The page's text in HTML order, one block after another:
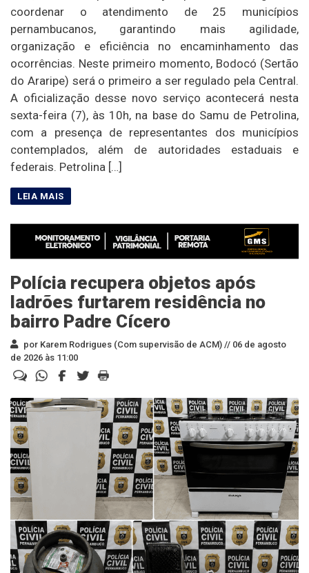
coordenar o atendimento de 25 municípios
pernambucanos, garantindo mais agilidade,
organização e eficiência no encaminhamento das
ocorrências. Neste primeiro momento, Bodocó (Sertão
do Araripe) será o primeiro a ser regulado pela Central.
A oficialização desse novo serviço acontecerá nesta
sexta-feira (7), às 10h, na base do Samu de Petrolina,
com a presença de representantes dos municípios
contemplados, além de autoridades estaduais e
federais. Petrolina […]
Polícia recupera objetos após
ladrões furtarem residência no
bairro Padre Cícero
por Karem Rodrigues (Com supervisão de ACM) // 06 de agosto
de 2026 às 11:00